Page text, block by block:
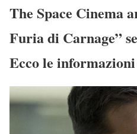
The Space Cinema
Furia di Carnage”
Ecco le